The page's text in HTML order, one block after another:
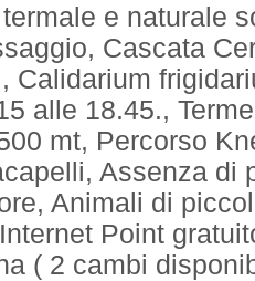
e naturale
Cascata
Calidarium
alle 18.45.,
mt, Percorso
Assenza di
Animali di
Point
( 2 cambi